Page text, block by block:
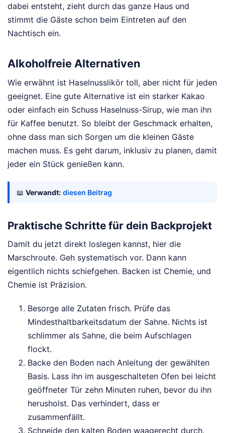
dabei entsteht, zieht durch das ganze Haus und
stimmt die Gäste schon beim Eintreten auf den
Nachtisch ein.
Alkoholfreie Alternativen
Wie erwähnt ist Haselnusslikör toll, aber nicht für jeden
geeignet. Eine gute Alternative ist ein starker Kakao
oder einfach ein Schuss Haselnuss-Sirup, wie man ihn
für Kaffee benutzt. So bleibt der Geschmack erhalten,
ohne dass man sich Sorgen um die kleinen Gäste
machen muss. Es geht darum, inklusiv zu planen, damit
jeder ein Stück genießen kann.
📖 Verwandt: diesen Beitrag
Praktische Schritte für dein Backprojekt
Damit du jetzt direkt loslegen kannst, hier die
Marschroute. Geh systematisch vor. Dann kann
eigentlich nichts schiefgehen. Backen ist Chemie, und
Chemie ist Präzision.
Besorge alle Zutaten frisch. Prüfe das
Mindesthaltbarkeitsdatum der Sahne. Nichts ist
schlimmer als Sahne, die beim Aufschlagen
flockt.
Backe den Boden nach Anleitung der gewählten
Basis. Lass ihn im ausgeschalteten Ofen bei leicht
geöffneter Tür zehn Minuten ruhen, bevor du ihn
herusholst. Das verhindert, dass er
zusammenfällt.
Schneide den kalten Boden waagerecht durch.